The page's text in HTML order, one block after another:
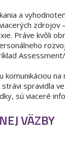
a
Práve kvôli
komunikáciou
spravidla
sú viaceré
VÄZBY